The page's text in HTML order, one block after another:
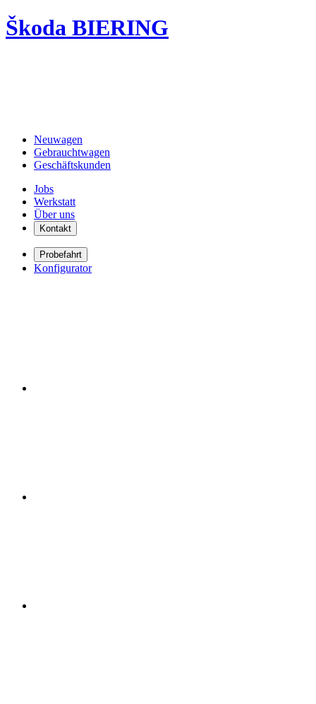
Škoda BIERING
Neuwagen
Gebrauchtwagen
Geschäftskunden
Jobs
Werkstatt
Über uns
Kontakt
Probefahrt
Konfigurator